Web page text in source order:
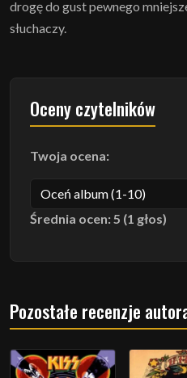
drogę do gust pewnego
słuchaczy.
Oceny czytelników
Twoja ocena:
Średnia ocen: 5 (1 głos)
Pozostałe recenzje